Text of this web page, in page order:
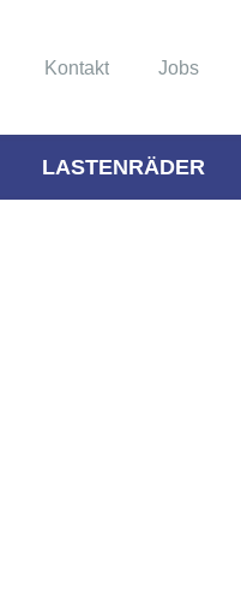
Kontakt Jobs
LASTENRÄDER